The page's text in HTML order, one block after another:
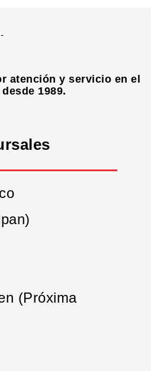
atención y servicio en el
1989.
(Próxima